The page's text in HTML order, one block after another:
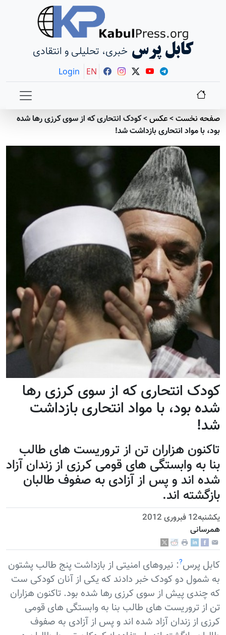
کابل پرس خبری، تحلیلی و انتقادی
Login EN
صفحه نخست>عکس>کودک انتحاری که از سوی کرزی رها شده
بود، با مواد انتحاری بازداشت شد!
کودک انتحاری که از سوی کرزی رها
شده بود، با مواد انتحاری بازداشت
شد!
تاکنون هزاران تن از تروریست های طالب
بنا به وابستگی های قومی کرزی از زندان آزاد
شده اند و پس از آزادی به صفوف طالبان
بازگشته اند.
يكشنبه12 فبروری 2012
همرسانی
کابل پرس?: نیروهای امنیتی از بازداشت پنج طالب پشتون
به شمول دو کودک خبر دادند که یکی از آنان کودکی ست
که چندی پیش از سوی کرزی رها شده بود. تاکنون هزاران
تن از تروریست های طالب بنا به وابستگی های قومی
کرزی از زندان آزاد شده اند و پس از آزادی به صفوف